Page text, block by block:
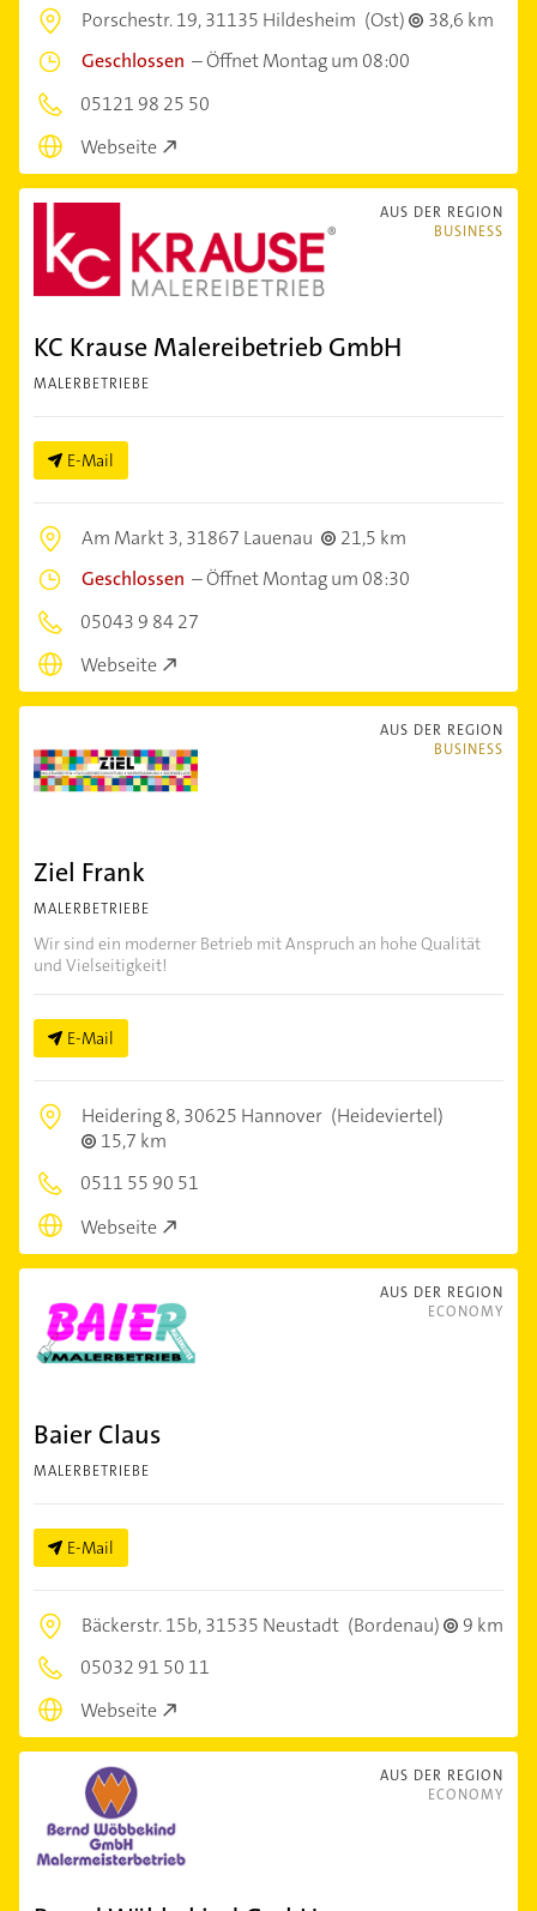
Porschestr. 19,31135 Hildesheim (Ost)
38,6 km
Geschlossen –Öffnet Montag um 08:00
05121 98 25 50
Webseite
AUS DER REGION
BUSINESS
KC Krause Malereibetrieb GmbH
MALERBETRIEBE
E-Mail
Am Markt 3,31867 Lauenau
21,5 km
Geschlossen –Öffnet Montag um 08:30
05043 9 84 27
Webseite
AUS DER REGION
BUSINESS
Ziel Frank
MALERBETRIEBE
Wir sind ein moderner Betrieb mit Anspruch an hohe Qualität
und Vielseitigkeit!
E-Mail
Heidering 8,30625 Hannover (Heideviertel)
15,7 km
0511 55 90 51
Webseite
AUS DER REGION
ECONOMY
Baier Claus
MALERBETRIEBE
E-Mail
Bäckerstr. 15b,31535 Neustadt (Bordenau)
9 km
05032 91 50 11
Webseite
AUS DER REGION
ECONOMY